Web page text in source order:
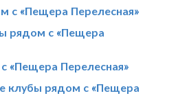
с «Пещера Перелесная»
рядом с «Пещера
«Пещера Перелесная»
клубы рядом с «Пещера